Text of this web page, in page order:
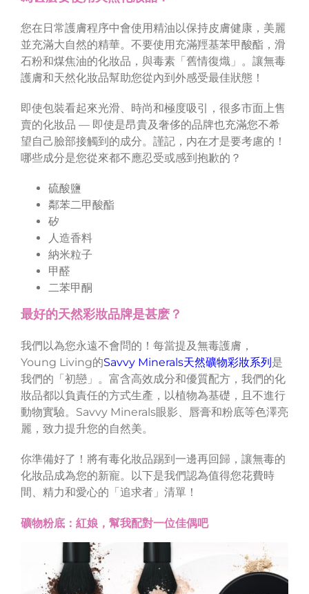
您在日常護膚程序中會使用精油以保持皮膚健康，美麗
並充滿大自然的精華。不要使用充滿羥基苯甲酸酯，滑
石粉和煤焦油的化妝品，與毒素「舊情復熾」。讓無毒
護膚和天然化妝品幫助您從內到外感受最佳狀態！
即使包裝看起來光滑、時尚和極度吸引，很多市面上售
賣的化妝品 — 即使是昂貴及奢侈的品牌也充滿您不希
望自己臉部接觸到的成分。謹記，内在才是要考慮的！
哪些成分是您從來都不應忍受或感到抱歉的？
硫酸鹽
鄰苯二甲酸酯
矽
人造香料
納米粒子
甲醛
二苯甲酮
最好的天然彩妝品牌是甚麽？
我們以為您永遠不會問的！每當提及無毒護膚，
Young Living的Savvy Minerals天然礦物彩妝系列 是
我們的「初戀」。富含高效成分和優質配方，我們的化
妝品都以負責任的方式生產，以植物為基礎，且不進行
動物實驗。Savvy Minerals眼影、唇膏和粉底等色澤亮
麗，致力提升您的自然美。
你準備好了！將有毒化妝品踢到一邊再回歸，讓無毒的
化妝品成為您的新寵。以下是我們認為值得您花費時
間、精力和愛心的「追求者」清單！
礦物粉底：紅娘，幫我配對一位佳偶吧